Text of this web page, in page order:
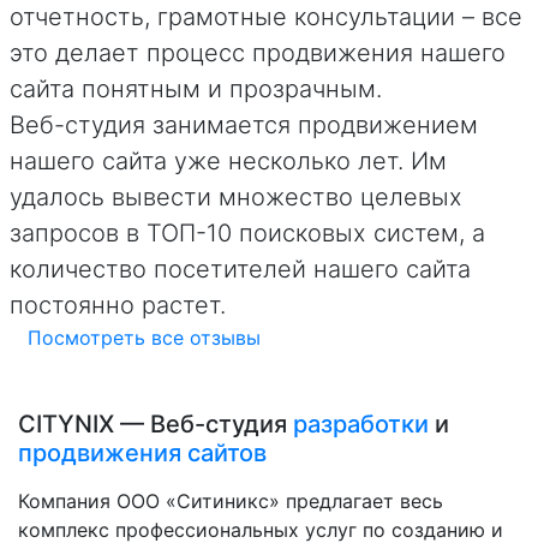
отчетность, грамотные консультации – все
это делает процесс продвижения нашего
сайта понятным и прозрачным.
Веб-студия занимается продвижением
нашего сайта уже несколько лет. Им
удалось вывести множество целевых
запросов в ТОП-10 поисковых систем, а
количество посетителей нашего сайта
постоянно растет.
Посмотреть все отзывы
CITYNIX — Веб-студия разработки и
продвижения сайтов
Компания ООО «Ситиникс» предлагает весь
комплекс профессиональных услуг по созданию и